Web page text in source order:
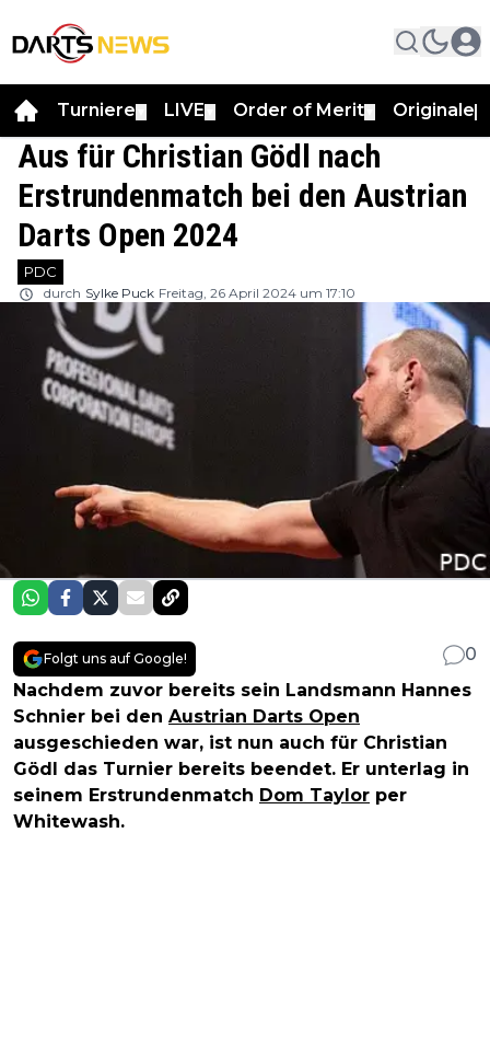
Turniere LIVE Order of Merit Originale
Aus für Christian Gödl nach
Erstrundenmatch bei den Austrian
Darts Open 2024
PDC
durch Sylke Puck Freitag, 26 April 2024 um 17:10
Folgt uns auf Google!
0
Nachdem zuvor bereits sein Landsmann Hannes
Schnier bei den Austrian Darts Open
ausgeschieden war, ist nun auch für Christian
Gödl das Turnier bereits beendet. Er unterlag in
seinem Erstrundenmatch Dom Taylor per
Whitewash.